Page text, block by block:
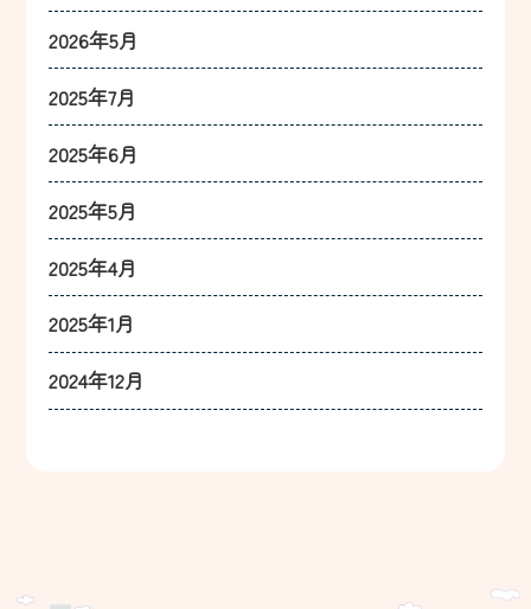
2026年5月
2025年7月
2025年6月
2025年5月
2025年4月
2025年1月
2024年12月